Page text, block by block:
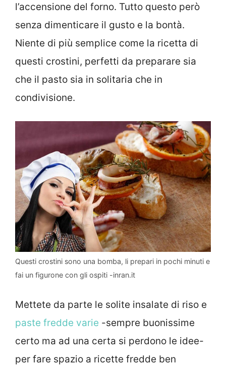
l’accensione del forno. Tutto questo però
senza dimenticare il gusto e la bontà.
Niente di più semplice come la ricetta di
questi crostini, perfetti da preparare sia
che il pasto sia in solitaria che in
condivisione.
Questi crostini sono una bomba, li prepari in pochi minuti e
fai un figurone con gli ospiti -inran.it
Mettete da parte le solite insalate di riso e
paste fredde varie -sempre buonissime
certo ma ad una certa si perdono le idee-
per fare spazio a ricette fredde ben